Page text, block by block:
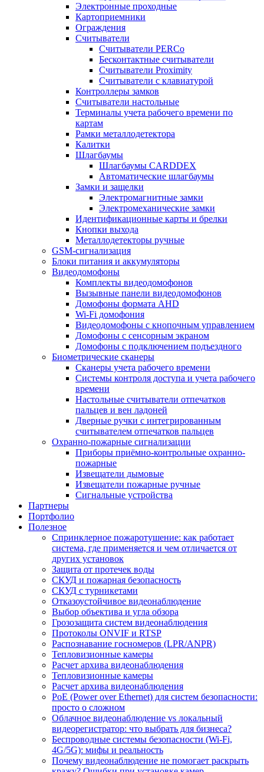
Электронные проходные
Картоприемники
Ограждения
Считыватели
Считыватели PERCo
Бесконтактные считыватели
Считыватели Proximity
Считыватели с клавиатурой
Контроллеры замков
Считыватели настольные
Терминалы учета рабочего времени по
картам
Рамки металлодетектора
Калитки
Шлагбаумы
Шлагбаумы CARDDEX
Автоматические шлагбаумы
Замки и защелки
Электромагнитные замки
Электромеханические замки
Идентификационные карты и брелки
Кнопки выхода
Металлодетекторы ручные
GSM-сигнализация
Блоки питания и аккумуляторы
Видеодомофоны
Комплекты видеодомофонов
Вызывные панели видеодомофонов
Домофоны формата AHD
Wi-Fi домофония
Видеодомофоны с кнопочным управлением
Домофоны с сенсорным экраном
Домофоны с подключением подъездного
Биометрические сканеры
Сканеры учета рабочего времени
Системы контроля доступа и учета рабочего
времени
Настольные считыватели отпечатков
пальцев и вен ладоней
Дверные ручки с интегрированным
считывателем отпечатков пальцев
Охранно-пожарные сигнализации
Приборы приёмно-контрольные охранно-
пожарные
Извещатели дымовые
Извещатели пожарные ручные
Сигнальные устройства
Партнеры
Портфолио
Полезное
Спринклерное пожаротушение: как работает
система, где применяется и чем отличается от
других установок
Защита от протечек воды
СКУД и пожарная безопасность
СКУД с турникетами
Отказоустойчивое видеонаблюдение
Выбор объектива и угла обзора
Грозозащита систем видеонаблюдения
Протоколы ONVIF и RTSP
Распознавание госномеров (LPR/ANPR)
Тепловизионные камеры
Расчет архива видеонаблюдения
Тепловизионные камеры
Расчет архива видеонаблюдения
PoE (Power over Ethernet) для систем безопасности:
просто о сложном
Облачное видеонаблюдение vs локальный
видеорегистратор: что выбрать для бизнеса?
Беспроводные системы безопасности (Wi-Fi,
4G/5G): мифы и реальность
Почему видеонаблюдение не помогает раскрыть